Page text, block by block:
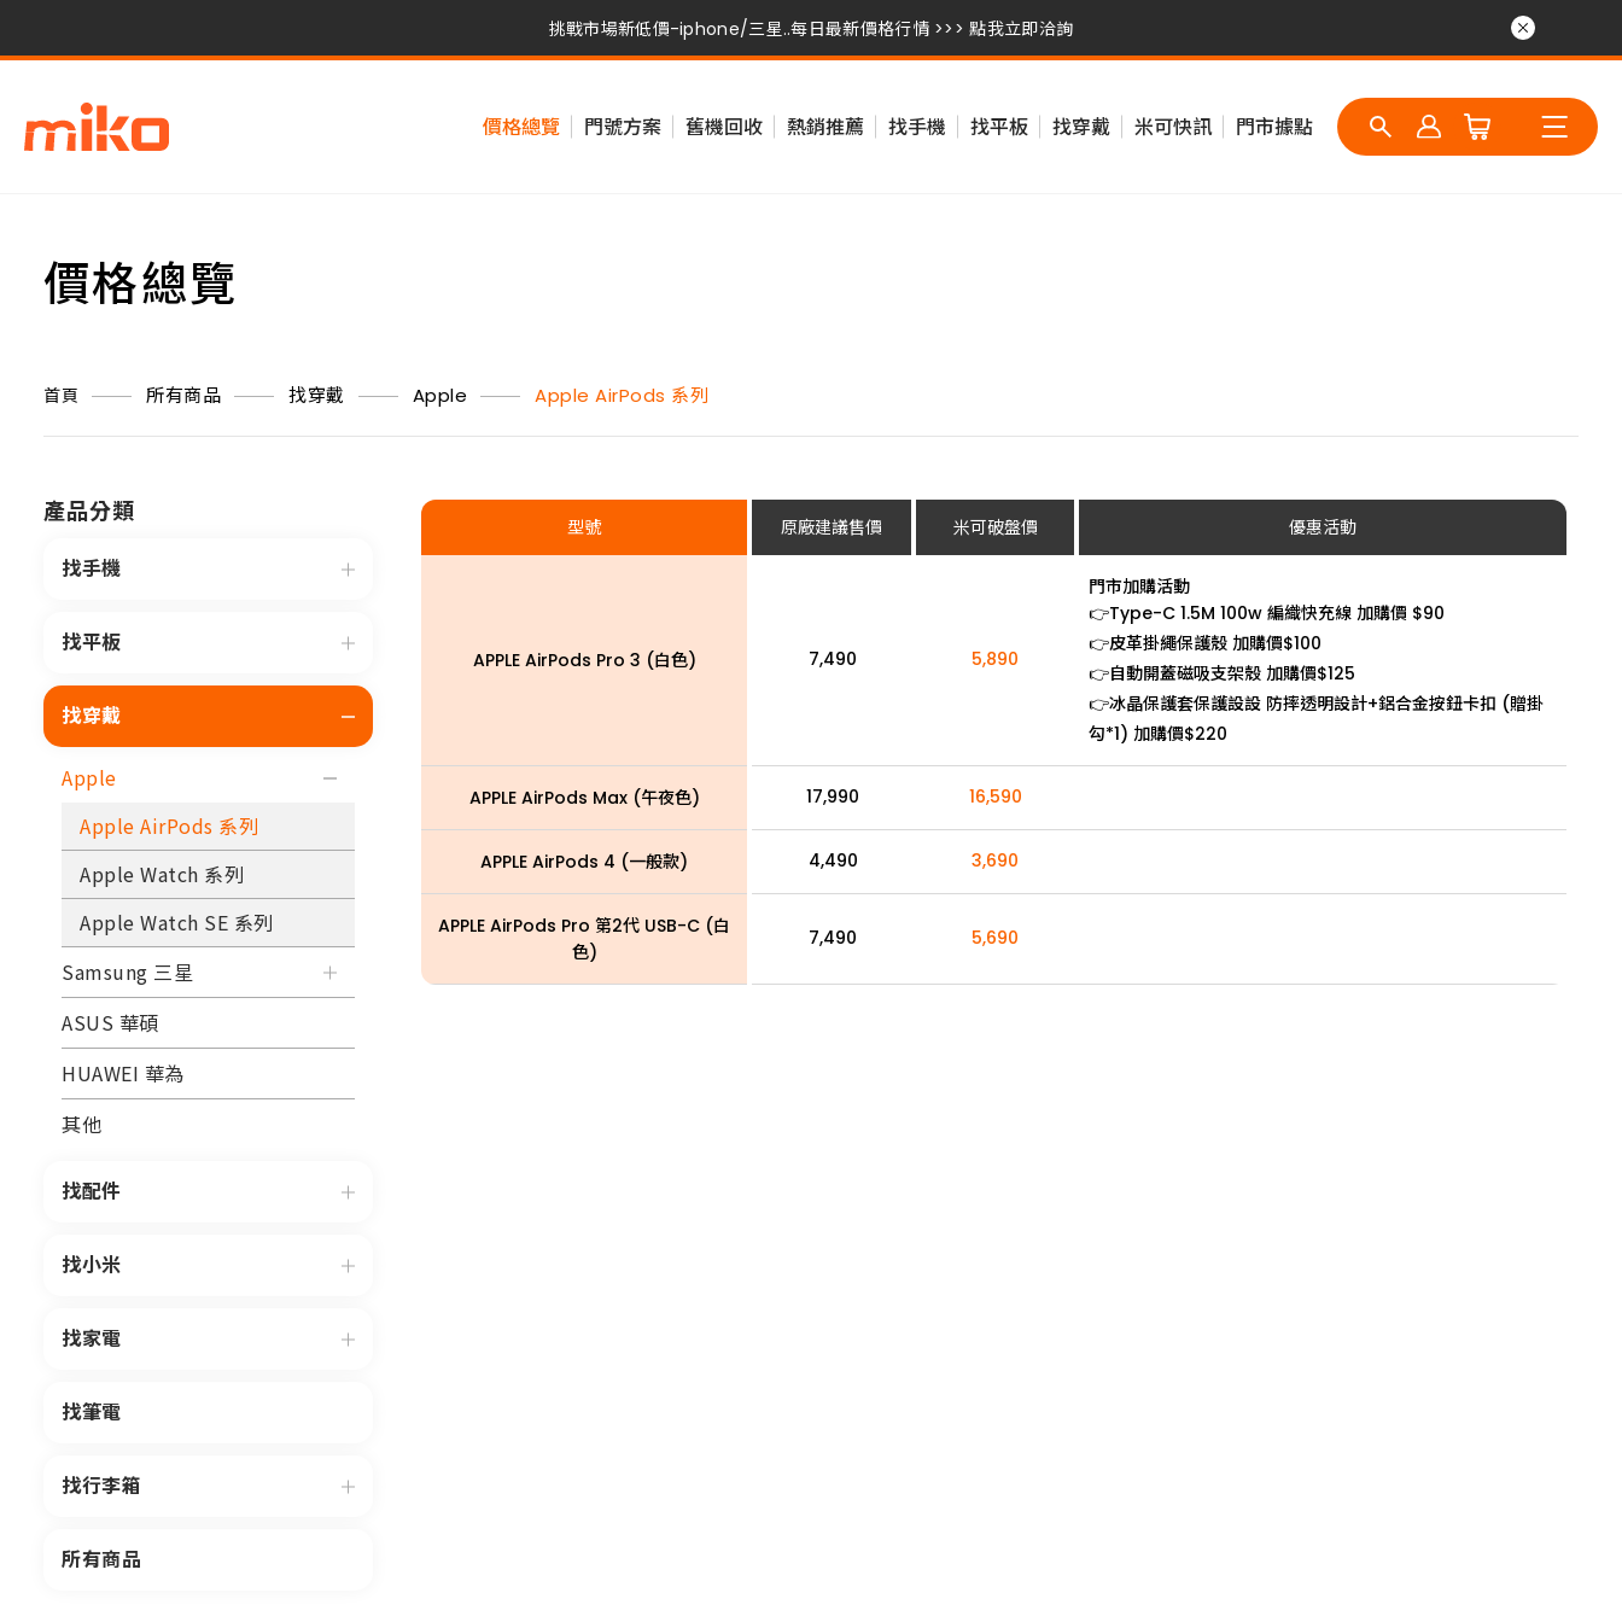
挑戰市場新低價-iphone/三星..每日最新價格行情 >>> 點我立即洽詢
挑戰市場新低價-iphone/三星..每日最新價格行情 >>> 點我立即洽詢
價格總覽 門號方案 舊機回收 熱銷推薦 找手機 找平板 找穿戴 米可快訊 門市據點
價格總覽
首頁 所有商品 找穿戴 Apple Apple AirPods 系列
產品分類
找手機
找平板
找穿戴
Apple
Apple AirPods 系列
Apple Watch 系列
Apple Watch SE 系列
Samsung 三星
ASUS 華碩
HUAWEI 華為
其他
找配件
找小米
找家電
找筆電
找行李箱
所有商品
型號 原廠建議售價 米可破盤價 優惠活動
APPLE AirPods Pro 3 (白色) 7,490 5,890
門市加購活動
👉Type-C 1.5M 100w 編織快充線 加購價 $90
👉皮革掛繩保護殼 加購價$100
👉自動開蓋磁吸支架殼 加購價$125
👉冰晶保護套保護設設 防摔透明設計+鋁合金按鈕卡扣 (贈掛
勾*1) 加購價$220
APPLE AirPods Max (午夜色) 17,990 16,590
APPLE AirPods 4 (一般款) 4,490 3,690
APPLE AirPods Pro 第2代 USB-C (白
色)
7,490 5,690